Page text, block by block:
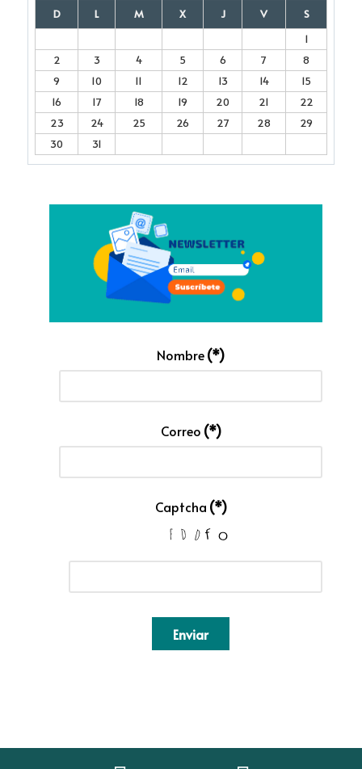
D L M X J V
S
1
2
3 4 5 6 7
8
9
10 11 12 13 14
15
16
17 18 19 20 21
22
23
24 25 26 27 28
29
30
31
Nombre(*)
Correo (*)
Captcha (*)
Enviar